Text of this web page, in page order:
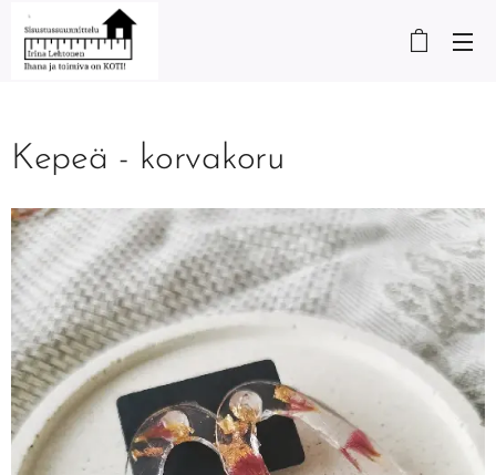
Kepeä - korvakoru